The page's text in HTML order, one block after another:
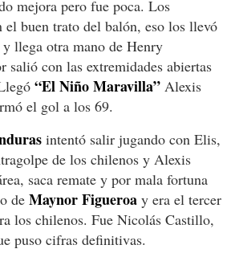
mejora pero fue poca. Los
el buen trato del balón, eso los llevó
y llega otra mano de Henry
salió con las extremidades abiertas
“El Niño Maravilla” Alexis
el gol a los 69.
intentó salir jugando con Elis,
de los chilenos y Alexis
saca remate y por mala fortuna
de Maynor Figueroa y era el tercer
los chilenos. Fue Nicolás Castillo,
puso cifras definitivas.